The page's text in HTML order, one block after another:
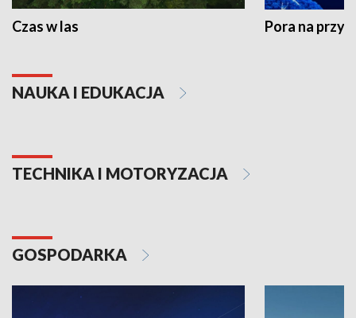
Czas w las Pora na
NAUKA I EDUKACJA
TECHNIKA I MOTORYZACJA
GOSPODARKA